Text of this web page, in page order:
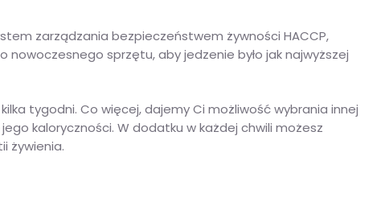
zarządzania bezpieczeństwem żywności HACCP,
sprzętu, aby jedzenie było jak najwyższej
tygodni. Co więcej, dajemy Ci możliwość wybrania innej
kaloryczności. W dodatku w każdej chwili możesz
żywienia.